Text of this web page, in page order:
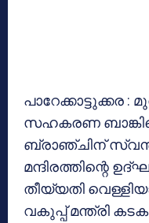
പാറേക്കാട്ടുക്കര
സഹകരണ
ബ്രാഞ്ചിന്
മന്ദിരത്തിന്റെ
തീയ്യതി
വകുപ്പ് മന്ത്രി